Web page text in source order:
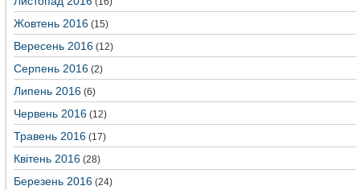
Жовтень 2016 (15)
Вересень 2016 (12)
Серпень 2016 (2)
Липень 2016 (6)
Червень 2016 (12)
Травень 2016 (17)
Квітень 2016 (28)
Березень 2016 (24)